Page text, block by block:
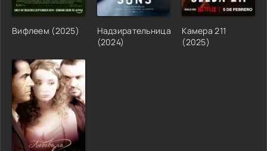
Вифлеем (2025)
Надзирательница
(2024)
Камера 211
(2025)